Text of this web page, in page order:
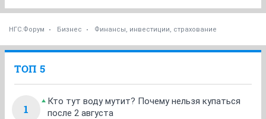
НГС.Форум Бизнес Финансы, инвестиции, страхование
ТОП 5
1
Кто тут воду мутит? Почему нельзя купаться
после 2 августа